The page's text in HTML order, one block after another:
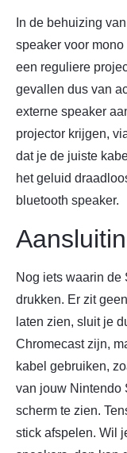
In de behuizing
speaker voor
een reguliere
gevallen dus van
externe speaker
projector krijgen,
dat je de juiste
het geluid
bluetooth speaker.
Nog iets waarin de
drukken. Er zit
laten zien, sluit je
Chromecast zijn,
kabel gebruiken,
van jouw Nintendo
scherm te zien.
stick afspelen. Wil